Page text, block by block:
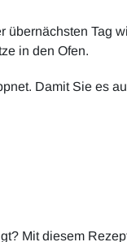
übernächsten Tag
in den Ofen.
Damit Sie es
Mit diesem